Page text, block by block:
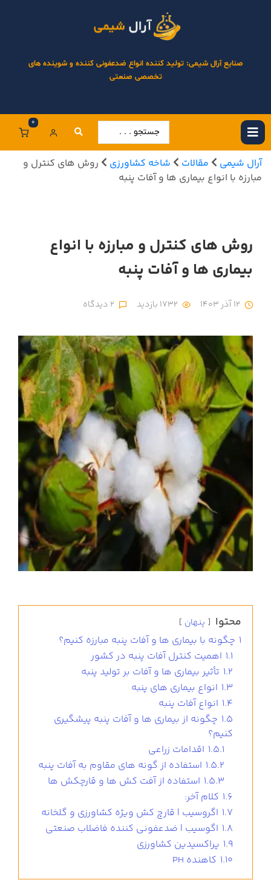
صنایع آرال شیمی: تولید کننده انواع ضدعفونی کننده و شوینده های
تخصصی صنعتی
0
آرال شیمی مقالات شاخه کشاورزی
روش های کنترل و
مبارزه با انواع بیماری ها و آفات پنبه
روش های کنترل و مبارزه با انواع
بیماری ها و آفات پنبه
محتوا پنهان
1 چگونه با بیماری ها و آفات پنبه مبارزه کنیم؟
1.1 اهمیت کنترل آفات پنبه در کشور
1.2 تأثیر بیماری ها و آفات بر تولید پنبه
1.3 انواع بیماری های پنبه
1.4 انواع آفات پنبه
1.5 چگونه از بیماری ها و آفات پنبه پیشگیری
کنیم؟
1.5.1 اقدامات زراعی
1.5.2 استفاده از گونه های مقاوم به آفات پنبه
1.5.3 استفاده از آفت کش ها و قارچکش ها
1.6 کلام آخر:
1.7 اگروسیب | قارچ کش ویژه کشاورزی و گلخانه
1.8 اگوسیب | ضدعفونی کننده فاضلاب صنعتی
1.9 پراکسیدین کشاورزی
1.10 کاهنده PH